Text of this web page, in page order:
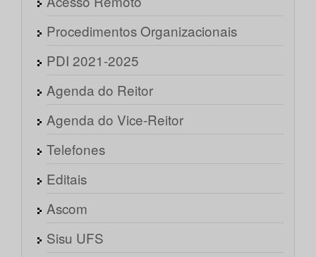
Procedimentos Organizacionais
PDI 2021-2025
Agenda do Reitor
Agenda do Vice-Reitor
Telefones
Editais
Ascom
Sisu UFS